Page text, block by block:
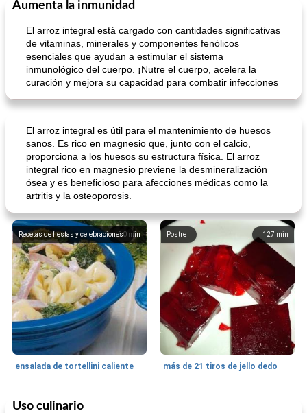
58min
Galleta De Bar
barras de manzana con canela y corteza de mijo
Aumenta la inmunidad
El arroz integral está cargado con cantidades significativas
de vitaminas, minerales y componentes fenólicos
esenciales que ayudan a estimular el sistema
inmunológico del cuerpo. ¡Nutre el cuerpo, acelera la
curación y mejora su capacidad para combatir infecciones
El arroz integral es útil para el mantenimiento de huesos
sanos. Es rico en magnesio que, junto con el calcio,
proporciona a los huesos su estructura física. El arroz
integral rico en magnesio previene la desmineralización
ósea y es beneficioso para afecciones médicas como la
artritis y la osteoporosis.
30 min
Recetas de fiestas y celebraciones
ensalada de tortellini caliente
127 min
Postre
más de 21 tiros de jello dedo
Tarta
Uso culinario